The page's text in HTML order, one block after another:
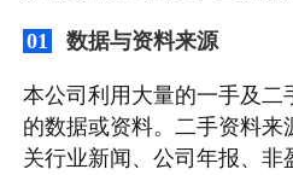
01 数据与资料来源
本公司利用大量的一手及二
的数据或资料。二手资料来
关行业新闻、公司年报、非